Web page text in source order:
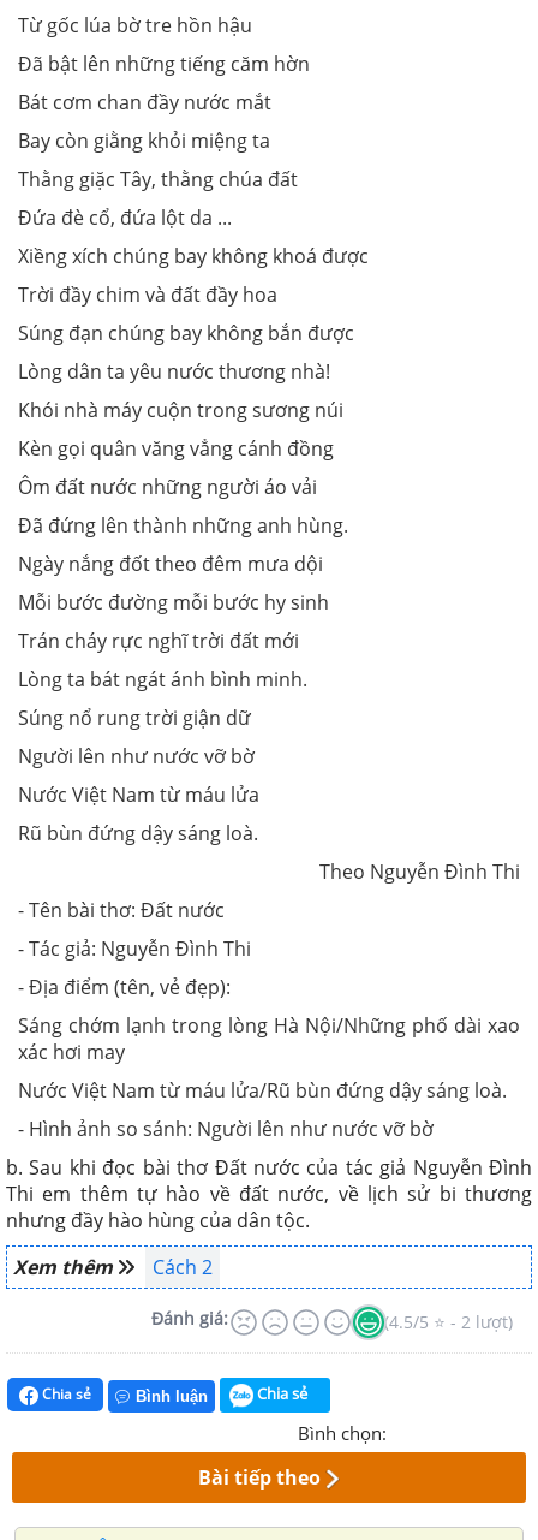
Từ gốc lúa bờ tre hồn hậu
Ðã bật lên những tiếng căm hờn
Bát cơm chan đầy nước mắt
Bay còn giằng khỏi miệng ta
Thằng giặc Tây, thằng chúa đất
Ðứa đè cổ, đứa lột da ...
Xiềng xích chúng bay không khoá được
Trời đầy chim và đất đầy hoa
Súng đạn chúng bay không bắn được
Lòng dân ta yêu nước thương nhà!
Khói nhà máy cuộn trong sương núi
Kèn gọi quân văng vẳng cánh đồng
Ôm đất nước những người áo vải
Ðã đứng lên thành những anh hùng.
Ngày nắng đốt theo đêm mưa dội
Mỗi bước đường mỗi bước hy sinh
Trán cháy rực nghĩ trời đất mới
Lòng ta bát ngát ánh bình minh.
Súng nổ rung trời giận dữ
Người lên như nước vỡ bờ
Nước Việt Nam từ máu lửa
Rũ bùn đứng dậy sáng loà.
Theo Nguyễn Đình Thi
- Tên bài thơ: Đất nước
-Tác giả: Nguyễn Đình Thi
-Địa điểm (tên, vẻ đẹp):
Sáng chớm lạnh trong lòng Hà Nội/Những phố dài xao
xác hơi may
Nước Việt Nam từ máu lửa/Rũ bùn đứng dậy sáng loà.
- Hình ảnh so sánh: Người lên như nước vỡ bờ
b.Sau khi đọc bài thơ Đất nước của tác giả Nguyễn Đình
Thi em thêm tự hào về đất nước, về lịch sử bi thương
nhưng đầy hào hùng của dân tộc.
Xem thêm
Cách 2
Đánh giá: (4.5/5 ⭐ - 2 lượt)
Chia sẻ Bình luận Chia sẻ
Bình chọn:
Bài tiếp theo